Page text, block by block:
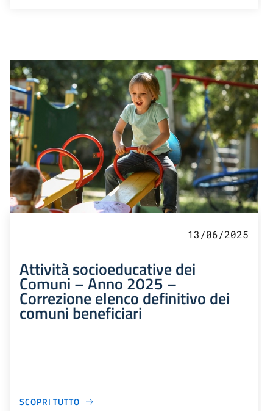
13/06/2025
Attività socioeducative dei
Comuni – Anno 2025 –
Correzione elenco definitivo dei
comuni beneficiari
SCOPRI TUTTO